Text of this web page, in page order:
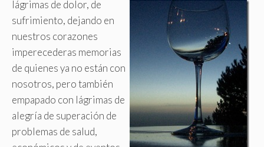
lágrimas de dolor, de
sufrimiento, dejando en
nuestros corazones
imperecederas memorias
de quienes ya no están con
nosotros, pero también
empapado con lágrimas de
alegría de superación de
problemas de salud,